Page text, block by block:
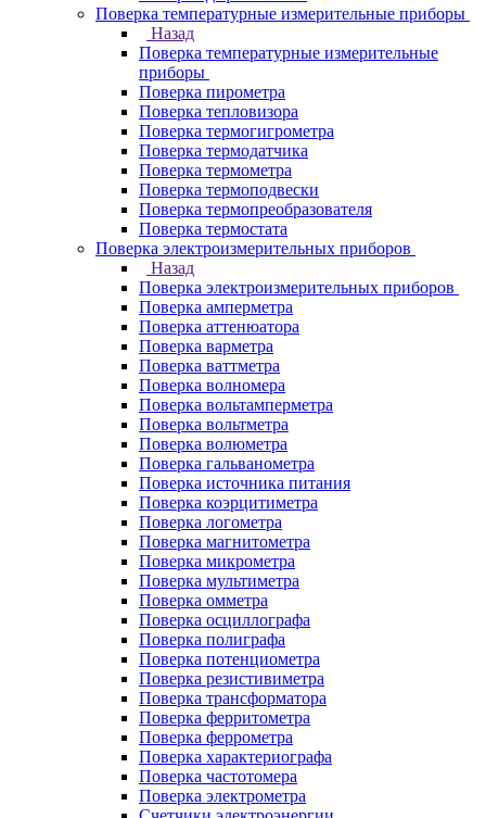
Поверка температурные измерительные приборы
Назад
Поверка температурные измерительные
приборы
Поверка пирометра
Поверка тепловизора
Поверка термогигрометра
Поверка термодатчика
Поверка термометра
Поверка термоподвески
Поверка термопреобразователя
Поверка термостата
Поверка электроизмерительных приборов
Назад
Поверка электроизмерительных приборов
Поверка амперметра
Поверка аттенюатора
Поверка варметра
Поверка ваттметра
Поверка волномера
Поверка вольтамперметра
Поверка вольтметра
Поверка волюметра
Поверка гальванометра
Поверка источника питания
Поверка коэрцитиметра
Поверка логометра
Поверка магнитометра
Поверка микрометра
Поверка мультиметра
Поверка омметра
Поверка осциллографа
Поверка полиграфа
Поверка потенциометра
Поверка резистивиметра
Поверка трансформатора
Поверка ферритометра
Поверка феррометра
Поверка характериографа
Поверка частотомера
Поверка электрометра